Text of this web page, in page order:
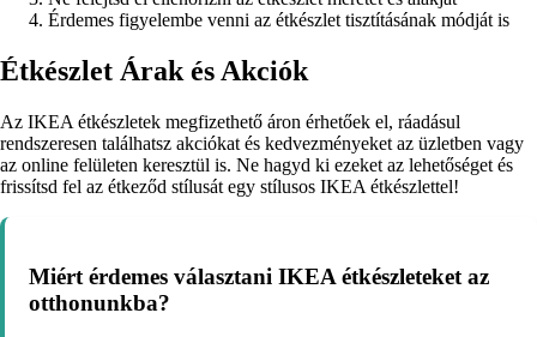
Érdemes figyelembe venni az étkészlet tisztításának módját is
Étkészlet Árak és Akciók
Az IKEA étkészletek megfizethető áron érhetőek el, ráadásul
rendszeresen találhatsz akciókat és kedvezményeket az üzletben vagy
az online felületen keresztül is. Ne hagyd ki ezeket az lehetőséget és
frissítsd fel az étkeződ stílusát egy stílusos IKEA étkészlettel!
Miért érdemes választani IKEA étkészleteket az
otthonunkba?